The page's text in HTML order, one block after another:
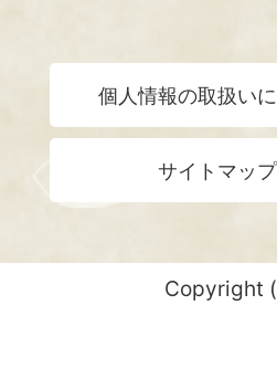
個人情報の取扱い
サイトマップ
Copyright